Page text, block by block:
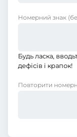
Номерний знак
Будь ласка,
дефісів і крапок!
Повторити